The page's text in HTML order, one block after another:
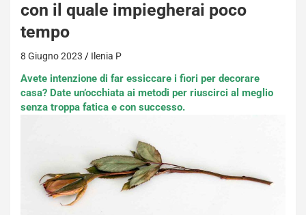
con il quale impiegherai poco
tempo
8 Giugno 2023 Ilenia P
Avete intenzione di far essiccare i fiori per decorare
casa? Date un’occhiata ai metodi per riuscirci al meglio
senza troppa fatica e con successo.